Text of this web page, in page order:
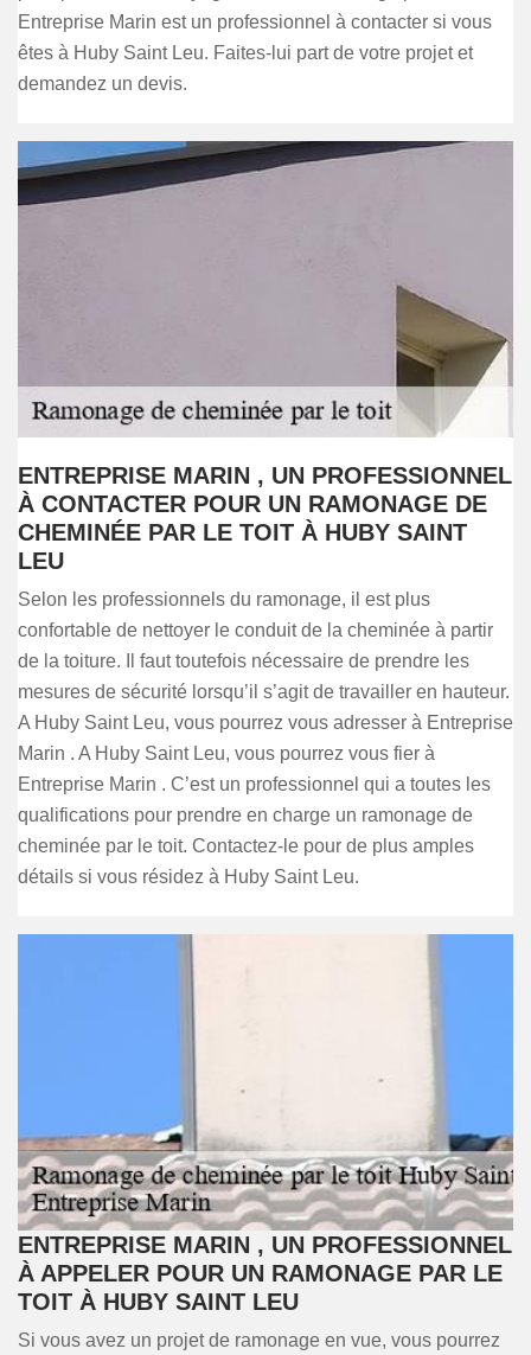
Entreprise Marin est un professionnel à contacter si vous
êtes à Huby Saint Leu. Faites-lui part de votre projet et
demandez un devis.
ENTREPRISE MARIN , UN PROFESSIONNEL
À CONTACTER POUR UN RAMONAGE DE
CHEMINÉE PAR LE TOIT À HUBY SAINT
LEU
Selon les professionnels du ramonage, il est plus
confortable de nettoyer le conduit de la cheminée à partir
de la toiture. Il faut toutefois nécessaire de prendre les
mesures de sécurité lorsqu’il s’agit de travailler en hauteur.
A Huby Saint Leu, vous pourrez vous adresser à Entreprise
Marin . A Huby Saint Leu, vous pourrez vous fier à
Entreprise Marin . C’est un professionnel qui a toutes les
qualifications pour prendre en charge un ramonage de
cheminée par le toit. Contactez-le pour de plus amples
détails si vous résidez à Huby Saint Leu.
ENTREPRISE MARIN , UN PROFESSIONNEL
À APPELER POUR UN RAMONAGE PAR LE
TOIT À HUBY SAINT LEU
Si vous avez un projet de ramonage en vue, vous pourrez